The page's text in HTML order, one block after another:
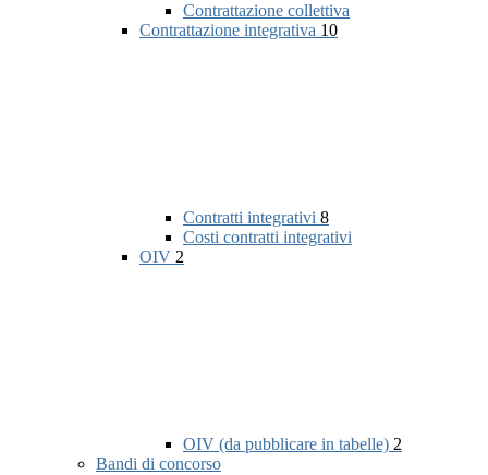
Contrattazione collettiva
Contrattazione integrativa 10
Contratti integrativi 8
Costi contratti integrativi
OIV 2
OIV (da pubblicare in tabelle) 2
Bandi di concorso